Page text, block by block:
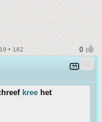
• 182
kree het